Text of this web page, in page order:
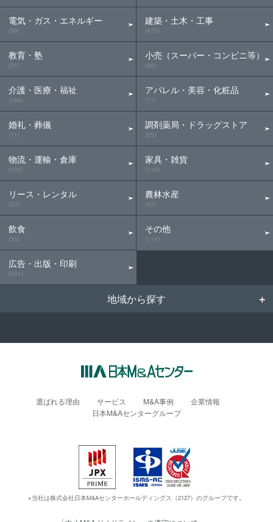
電気・ガス・エネルギー
(39)
教育・塾
(31)
介護・医療・福祉
(168)
婚礼・葬儀
(11)
物流・運輸・倉庫
(126)
リース・レンタル
(30)
飲食
(55)
広告・出版・印刷
(101)
建築・土木・工事
(475)
小売（スーパー・コンビニ等）
(46)
アパレル・美容・化粧品
(71)
調剤薬局・ドラッグストア
(25)
家具・雑貨
(119)
農林水産
(43)
その他
(114)
地域から探す
選ばれる理由 サービス M&A事例
企業情報
日本M&Aセンターグループ
※当社は株式会社日本M&Aセンターホールディングス（2127）のグループです。